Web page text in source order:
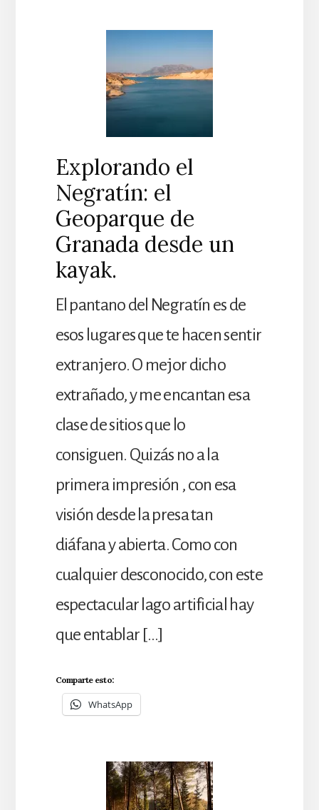
Explorando el
Negratín: el
Geoparque de
Granada desde un
kayak.
El pantano del Negratín es de
esos lugares que te hacen sentir
extranjero. O mejor dicho
extrañado, y me encantan esa
clase de sitios que lo
consiguen. Quizás no a la
primera impresión , con esa
visión desde la presa tan
diáfana y abierta. Como con
cualquier desconocido, con este
espectacular lago artificial hay
que entablar […]
Comparte esto:
WhatsApp